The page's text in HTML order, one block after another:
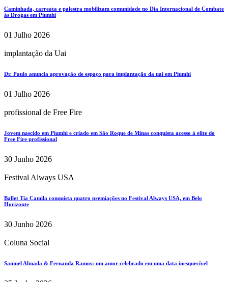
Caminhada, carreata e palestra mobilizam comunidade no Dia Internacional de Combate
às Drogas em Piumhi
01 Julho 2026
implantação da Uai
Dr. Paulo anuncia aprovação de espaço para implantação da uai em Piumhi
01 Julho 2026
profissional de Free Fire
Jovem nascido em Piumhi e criado em São Roque de Minas conquista acesso à elite do
Free Fire profissional
30 Junho 2026
Festival Always USA
Ballet Tia Camila conquista quatro premiações no Festival Always USA, em Belo
Horizonte
30 Junho 2026
Coluna Social
Samuel Almada & Fernanda Ramos: um amor celebrado em uma data inesquecível